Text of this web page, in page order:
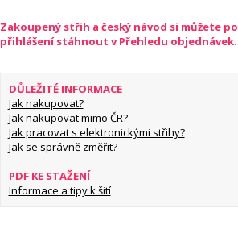
Zakoupený střih a český návod si můžete po
přihlášení stáhnout v Přehledu objednávek.
DŮLEŽITÉ INFORMACE
Jak nakupovat?
Jak nakupovat mimo ČR?
Jak pracovat s elektronickými střihy?
Jak se správně změřit?
PDF KE STAŽENÍ
Informace a tipy k šití